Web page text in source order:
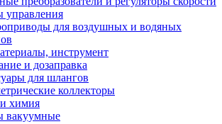
для воздушных и водяных
инструмент
и дозаправка
для шлангов
коллекторы
химия
вакуумные